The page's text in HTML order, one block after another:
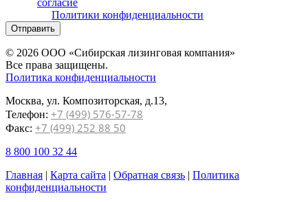
согласие
Политики конфиденциальности
Отправить
© 2026 ООО «Сибирская лизинговая компания»
Все права защищены.
Политика конфиденциальности
Москва, ул. Композиторская, д.13,
Телефон: +7 (499) 576-57-78
Факс: +7 (499) 252 88 50
8 800 100 32 44
Главная | Карта сайта | Обратная связь | Политика
конфиденциальности